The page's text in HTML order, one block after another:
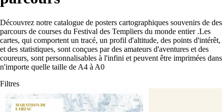
Découvrez notre catalogue de posters cartographiques souvenirs de des
parcours de courses du Festival des Templiers du monde entier .Les
cartes, qui comportent un tracé, un profil d'altitude, des points d'intérêt,
et des statistiques, sont conçues par des amateurs d'aventures et des
coureurs, sont personnalisables à l'infini et peuvent être imprimées dans
n'importe quelle taille de A4 à A0
Filtres